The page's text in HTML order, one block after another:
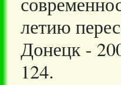
летию
Донецк -
124.